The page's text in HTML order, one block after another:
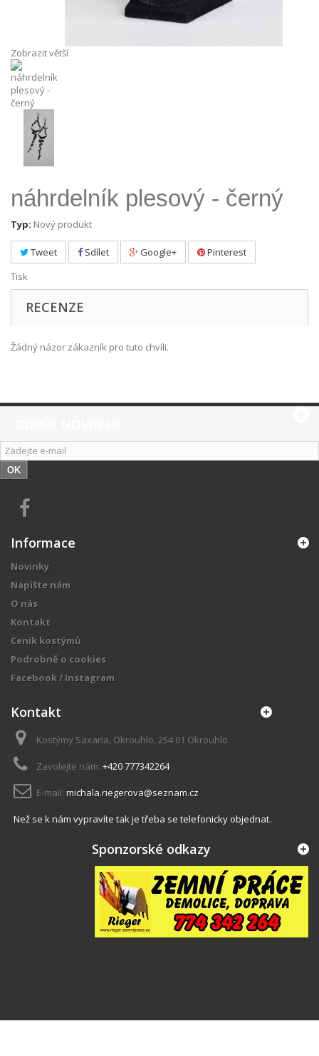
Zobrazit větší
náhrdelník plesový - černý
Typ: Nový produkt
Tweet Sdílet Google+
Pinterest
Tisk
RECENZE
Žádný názor zákazník pro tuto chvíli.
OK
Informace
Novinky
Napište nám
O nás
Kontakt
Ceník kostýmů
Podrobně o cookies
Facebook / Instagram
Kontakt
Kostýmy Saxana, Okrouhlo, 254 01 Okrouhlo
Zavolejte nám: +420 777342264
E-mail: michala.riegerova@seznam.cz
Než se k nám vypravíte tak je třeba se telefonicky objednat.
Sponzorské odkazy